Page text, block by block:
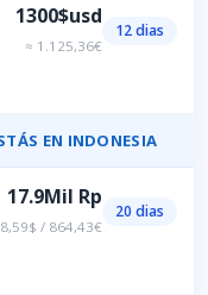
1300$usd
≈ 1.125,36€
12 dias
EN INDONESIA
17.9Mil Rp
/ 864,43€
20 dias